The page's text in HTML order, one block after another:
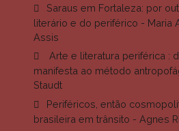
Saraus em Fortaleza: por
literário e do periférico - Maria
Assis
Arte e literatura periférica :
manifesta ao método
Staudt
Periféricos, então
brasileira em trânsito - Agnes